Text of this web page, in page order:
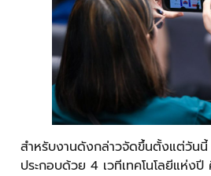
สำหรับงานดังกล่าวจัดขึ้นตั้งแต่วัน
ประกอบด้วย 4 เวทีเทคโนโลยีแห่งปี